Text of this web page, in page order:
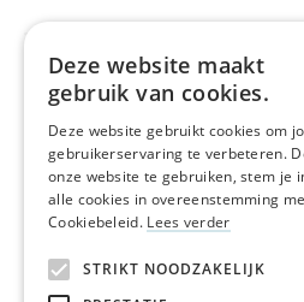
Met de financiële steun van
Deze website maakt
gebruik van cookies.
Deze website gebruikt cookies om
gebruikerservaring te verbeteren.
onze website te gebruiken, stem je
alle cookies in overeenstemming
Cookiebeleid. Lees verder
STRIKT NOODZAKELIJK